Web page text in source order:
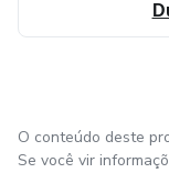
O conteúdo deste
Se você vir